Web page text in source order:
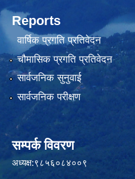
Reports
वार्षिक प्रगति प्रतिवेदन
चौमासिक प्रगति प्रतिवेदन
सार्वजनिक सुनुवाई
सार्वजनिक परीक्षण
सम्पर्क विवरण
अध्यक्ष:९८५६०८४००९